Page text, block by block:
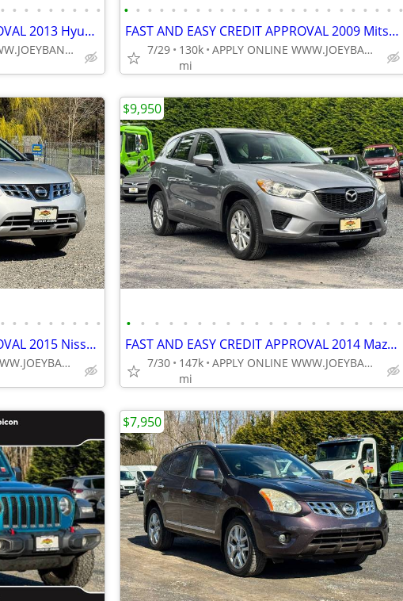
• • • • • • • • •
FAST AND EASY CREDIT APPROVAL 2013 Hyundai Tucson GLS AWD SUV!!
APPLY ONLINE WWW.JOEYBANK.COM OR MAKE CASH OFFER
• • • • • • • • • • • • • • • • • • • • • • • •
FAST AND EASY CREDIT APPROVAL 2009 Mitsubishi Outlander ES AWD SUV
7/29
130k
mi
APPLY ONLINE WWW.JOEYBANK.COM OR MAKE CASH OFFER
• • • • • • • • •
FAST AND EASY CREDIT APPROVAL 2015 Nissan Rogue Select S AWD SUV!!
APPLY ONLINE WWW.JOEYBANK.COM OR MAKE CASH OFFER
• • • • • • • • • • • • • • • • • • • •
FAST AND EASY CREDIT APPROVAL 2014 Mazda CX-5 Sport AWD SUV!!
7/30
147k
mi
APPLY ONLINE WWW.JOEYBANK.COM OR MAKE CASH OFFER
$9,950
$7,950